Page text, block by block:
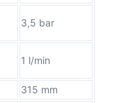
3,5 bar
1 l/min
315 mm